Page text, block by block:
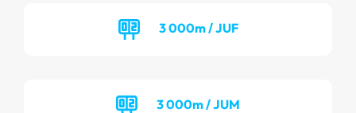
3 000m / JUF
3 000m / JUM